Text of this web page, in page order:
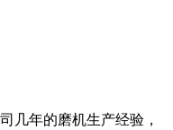
几年的磨机生产经验，